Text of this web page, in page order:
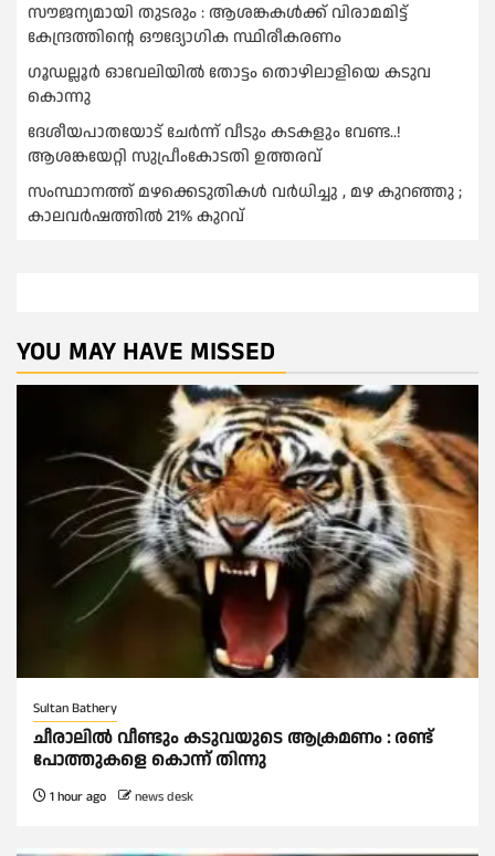
സൗജന്യമായി തുടരും : ആശങ്കകള്‍ക്ക് വിരാമമിട്ട്
കേന്ദ്രത്തിന്റെ ഔദ്യോഗിക സ്ഥിരീകരണം
ഗൂഡല്ലൂർ ഓവേലിയിൽ തോട്ടം തൊഴിലാളിയെ കടുവ
കൊന്നു
ദേശീയപാതയോട് ചേര്‍ന്ന് വീടും കടകളും വേണ്ട..!
ആശങ്കയേറ്റി സുപ്രീംകോടതി ഉത്തരവ്
സംസ്ഥാനത്ത് മഴക്കെടുതികള്‍ വര്‍ധിച്ചു , മഴ കുറഞ്ഞു ;
കാലവര്‍ഷത്തില്‍ 21% കുറവ്
YOU MAY HAVE MISSED
Sultan Bathery
ചീരാലിൽ വീണ്ടും കടുവയുടെ ആക്രമണം : രണ്ട്
പോത്തുകളെ കൊന്ന് തിന്നു
1 hour ago news desk